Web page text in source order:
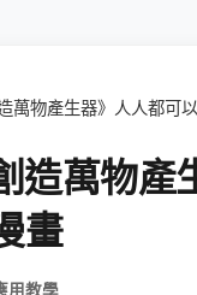
萬物產生器》人人都可
萬物產
畫
用教學